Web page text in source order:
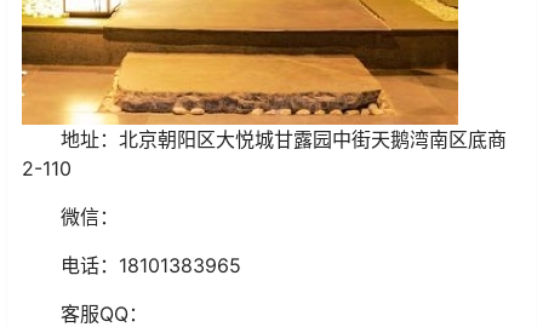
地址：北京朝阳区大悦城甘露园中街天鹅湾南区底商
2-110
微信：
电话：18101383965
客服QQ：